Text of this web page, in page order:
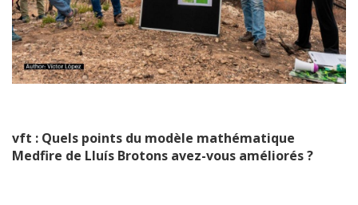
vft : Quels points du modèle mathématique
Medfire de Lluís Brotons avez-vous améliorés ?